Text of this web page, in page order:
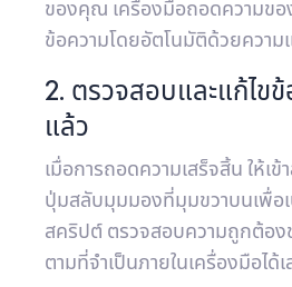
ของคุณ เครื่องมือถอดความขอ
ข้อความโดยอัตโนมัติด้วยความ
2. ตรวจสอบและแก้ไข
แล้ว
เมื่อการถอดความเสร็จสิ้น ให้เ
ปุ่มสลับมุมมองที่มุมขวาบนเพื่อ
สคริปต์ ตรวจสอบความถูกต้อง
ตามที่จำเป็นภายในเครื่องมือได้เ